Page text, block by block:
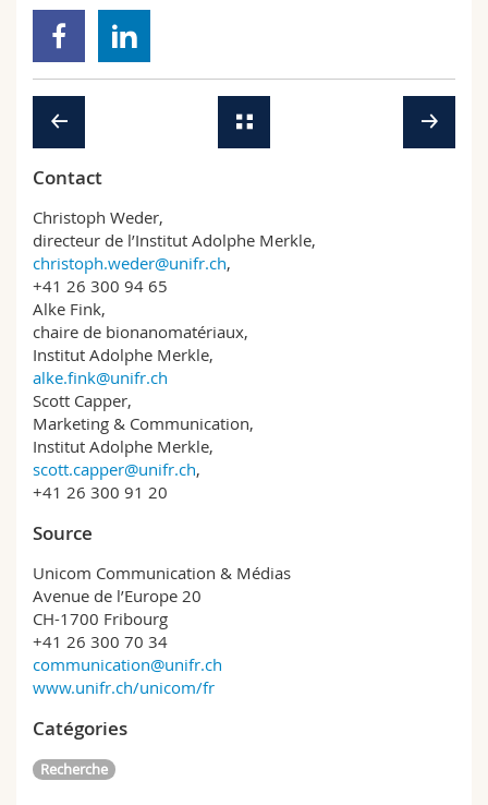
Contact
Christoph Weder,
directeur de l’Institut Adolphe Merkle,
christoph.weder@unifr.ch,
+41 26 300 94 65
Alke Fink,
chaire de bionanomatériaux,
Institut Adolphe Merkle,
alke.fink@unifr.ch
Scott Capper,
Marketing & Communication,
Institut Adolphe Merkle,
scott.capper@unifr.ch,
+41 26 300 91 20
Source
Unicom Communication & Médias
Avenue de l’Europe 20
CH-1700 Fribourg
+41 26 300 70 34
communication@unifr.ch
www.unifr.ch/unicom/fr
Catégories
Recherche